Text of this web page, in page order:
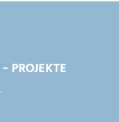
PROJEKTE